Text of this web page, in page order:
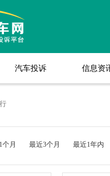
汽车投诉 信息资
个月 最近3个月 最近1年内